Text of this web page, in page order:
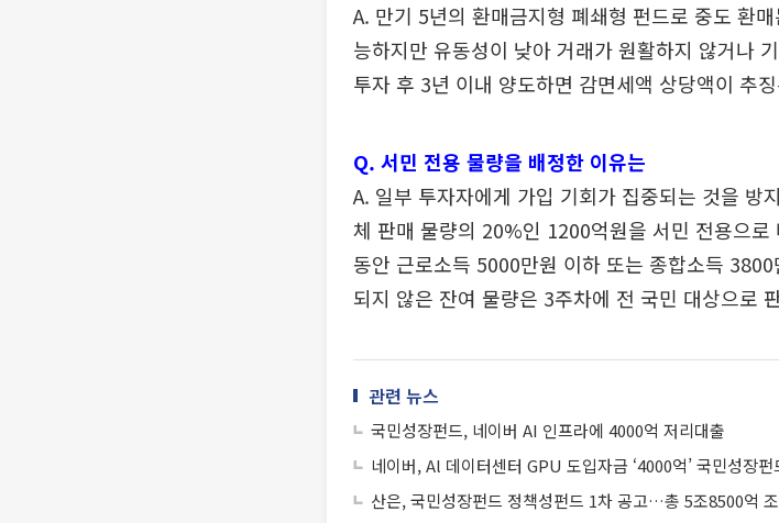
A. 만기 5년의 환매금지형 폐쇄형 펀드로 중도 환
능하지만 유동성이 낮아 거래가 원활하지 않거나
투자 후 3년 이내 양도하면 감면세액 상당액이 추
Q. 서민 전용 물량을 배정한 이유는
A. 일부 투자자에게 가입 기회가 집중되는 것을 방
체 판매 물량의 20%인 1200억원을 서민 전용으
동안 근로소득 5000만원 이하 또는 종합소득
되지 않은 잔여 물량은 3주차에 전 국민 대상으로
관련 뉴스
국민성장펀드, 네이버 AI 인프라에 4000억 저리대출
네이버, Al 데이터센터 GPU 도입자금 ‘4000억’ 국민성장
산은, 국민성장펀드 정책성펀드 1차 공고…총 5조8500억